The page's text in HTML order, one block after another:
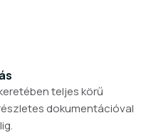
teljes körű
dokumentációval